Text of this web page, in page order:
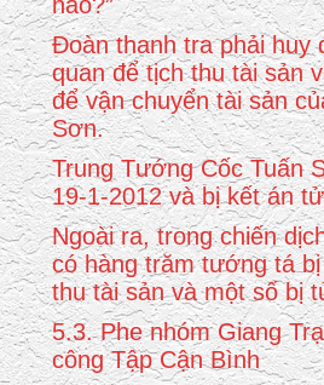
Đoàn thanh tra phải huy
quan để tịch thu tài sản
để vận chuyển tài sản
Sơn.
Trung Tướng Cốc Tuấn
19-1-2012 và bị kết án
Ngoài ra, trong chiến
có hàng trăm tướng tá
thu tài sản và một số bị
5.3. Phe nhóm Giang
công Tập Cận Bình